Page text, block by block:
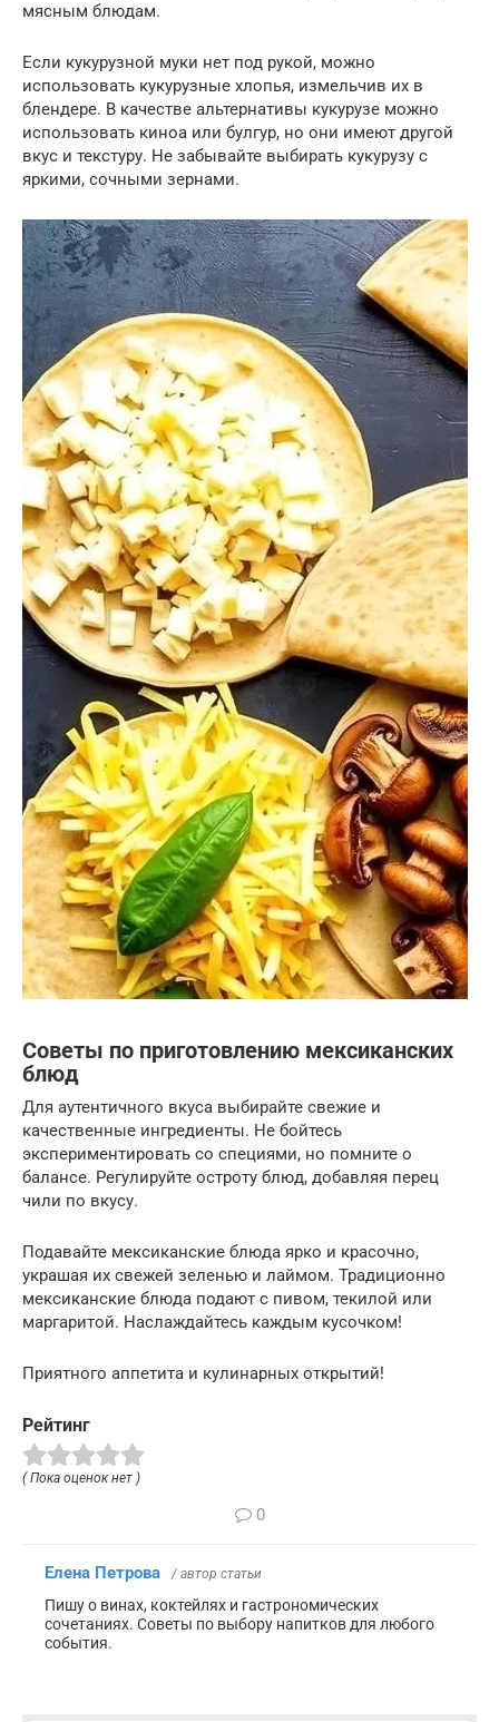
мясным блюдам.
Если кукурузной муки нет под рукой, можно
использовать кукурузные хлопья, измельчив их в
блендере. В качестве альтернативы кукурузе можно
использовать киноа или булгур, но они имеют другой
вкус и текстуру. Не забывайте выбирать кукурузу с
яркими, сочными зернами.
Советы по приготовлению мексиканских
блюд
Для аутентичного вкуса выбирайте свежие и
качественные ингредиенты. Не бойтесь
экспериментировать со специями, но помните о
балансе. Регулируйте остроту блюд, добавляя перец
чили по вкусу.
Подавайте мексиканские блюда ярко и красочно,
украшая их свежей зеленью и лаймом. Традиционно
мексиканские блюда подают с пивом, текилой или
маргаритой. Наслаждайтесь каждым кусочком!
Приятного аппетита и кулинарных открытий!
Рейтинг
( Пока оценок нет )
0
Елена Петрова / автор статьи
Пишу о винах, коктейлях и гастрономических
сочетаниях. Советы по выбору напитков для любого
события.